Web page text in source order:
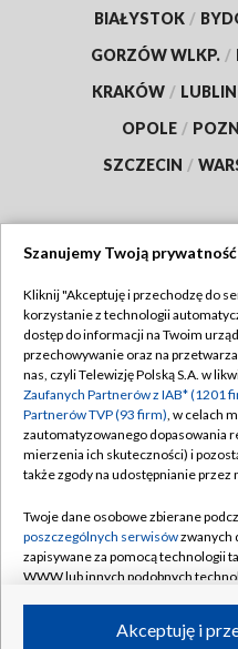
BIAŁYSTOK /
GORZÓW WLKP. /
KRAKÓW / LUBLIN
OPOLE /
SZCZECIN /
Abonament TVP
Emisja w TVP
Centrum informacji TVP
Naziemna Telewizja
Rada Programowa
System NOS
Informacje o nadawcy
Program dla prasy
Szanujemy Twoją prywatność
Kliknij "Akceptuję i przechodzę do
korzystanie z technologii
dostęp do informacji na Twoim
przechowywanie oraz na
nas, czyli Telewizję Polską S.A. w
Zaufanych Partnerów z IAB* (1201
Partnerów TVP (93 firm), w celach
zautomatyzowanego dopasowania
mierzenia ich skuteczności) i
także zgody na udostępnianie przez
Twoje dane osobowe zbierane
poszczególnych serwisówzwanych
zapisywane za pomocą technologii
WWW lub innych podobnych
ruchu w Internecie.Akceptuję i